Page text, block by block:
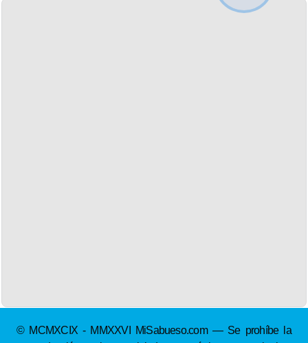
© MCMXCIX - MMXXVI MiSabueso.com — Se prohíbe la